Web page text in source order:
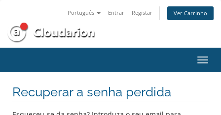
Português Entrar Registar Ver Carrinho
Recuperar a senha perdida